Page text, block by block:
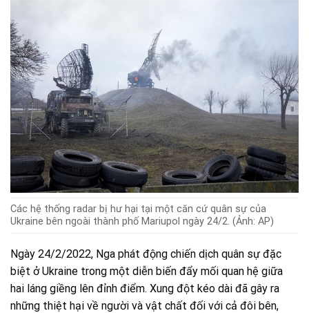
Các hệ thống radar bị hư hại tại một căn cứ quân sự của
Ukraine bên ngoài thành phố Mariupol ngày 24/2. (Ảnh: AP)
Ngày 24/2/2022, Nga phát động chiến dịch quân sự đặc
biệt ở Ukraine trong một diễn biến đẩy mối quan hệ giữa
hai láng giềng lên đỉnh điểm. Xung đột kéo dài đã gây ra
những thiệt hại về người và vật chất đối với cả đôi bên,